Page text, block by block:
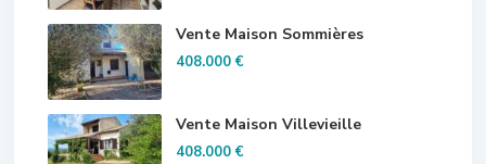
Vente Maison Sommières
408.000 €
Vente Maison Villevieille
408.000 €